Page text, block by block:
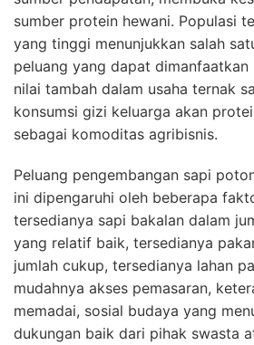
sumber protein hewani. Populasi
yang tinggi menunjukkan salah
peluang yang dapat
nilai tambah dalam usaha ternak
konsumsi gizi keluarga akan
sebagai komoditas agribisnis.
Peluang pengembangan sapi
ini dipengaruhi oleh beberapa
tersedianya sapi bakalan dalam
yang relatif baik, tersedianya
jumlah cukup, tersedianya lahan
mudahnya akses pemasaran,
memadai, sosial budaya yang
dukungan baik dari pihak swasta